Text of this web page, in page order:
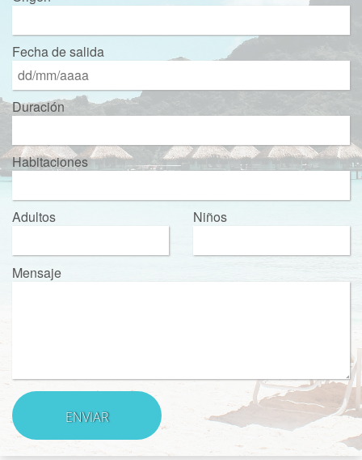
Fecha de salida
Duración
Habitaciones
Adultos Niños
Mensaje